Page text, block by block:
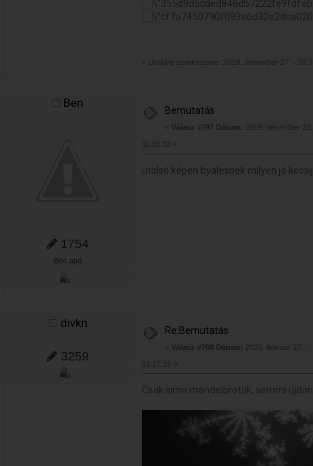
« Utoljára szerkesztve: 2019. december 27. -
Ben
1754
Ben apó
Bemutatás
« Válasz #797 Dátum:
2019. december
11:16:33 »
utolsó képen byalexnek milyen jó
divkn
3259
Re:Bemutatás
« Válasz #798 Dátum:
2020. február 27. -
01:17:19 »
Csak sima mandelbrotok, semmi